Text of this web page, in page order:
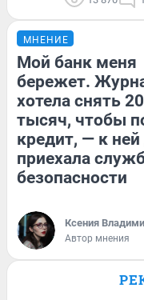
МНЕНИЕ
Мой банк меня
бережет.
хотела снять
тысяч, чтобы
кредит, — к
приехала
безопасности
Ксения
Автор мнения